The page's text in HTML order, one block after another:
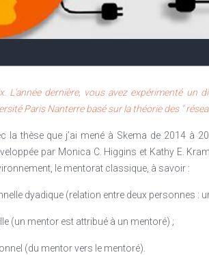
remarques qui peuvent éclairer le débat sur
L’année dernière, vous avez expérimenté
Paris Nanterre basé sur la théorie des "
la thèse que j’ai mené à Skema de 2014 à
par Monica C. Higgins et Kathy E.
le mentorat classique, à savoir :
dyadique (relation entre deux personnes :
(un mentor est attribué à un mentoré) ;
(du mentor vers le mentoré).